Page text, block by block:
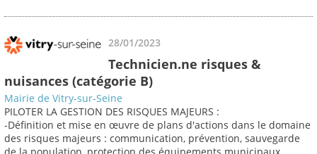
28/01/2023
Technicien.ne risques &
nuisances (catégorie B)
Mairie de Vitry-sur-Seine
PILOTER LA GESTION DES RISQUES MAJEURS :
-Définition et mise en œuvre de plans d'actions dans le domaine
des risques majeurs : communication, prévention, sauvegarde